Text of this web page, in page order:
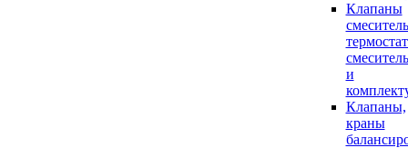
Клапаны
и
Клапаны,
краны